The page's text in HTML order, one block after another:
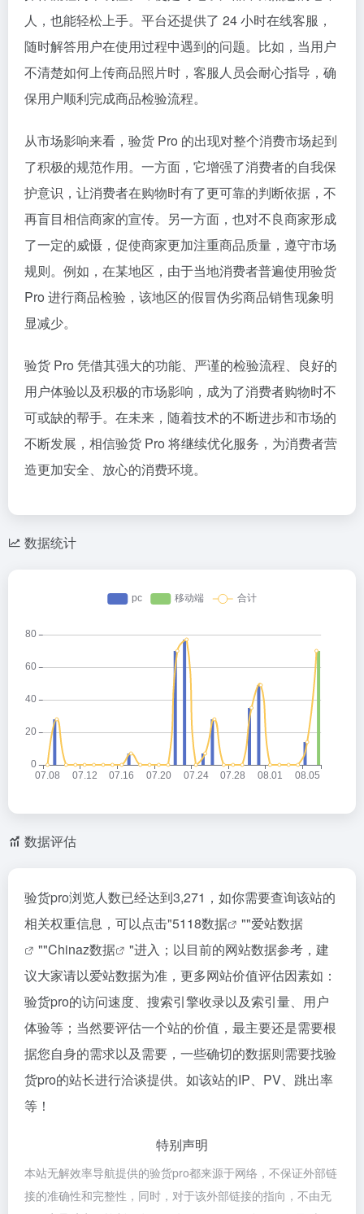
人，也能轻松上手。平台还提供了 24 小时在线客服，
随时解答用户在使用过程中遇到的问题。比如，当用户
不清楚如何上传商品照片时，客服人员会耐心指导，确
保用户顺利完成商品检验流程。
从市场影响来看，验货 Pro 的出现对整个消费市场起到
了积极的规范作用。一方面，它增强了消费者的自我保
护意识，让消费者在购物时有了更可靠的判断依据，不
再盲目相信商家的宣传。另一方面，也对不良商家形成
了一定的威慑，促使商家更加注重商品质量，遵守市场
规则。例如，在某地区，由于当地消费者普遍使用验货
Pro 进行商品检验，该地区的假冒伪劣商品销售现象明
显减少。
验货 Pro 凭借其强大的功能、严谨的检验流程、良好的
用户体验以及积极的市场影响，成为了消费者购物时不
可或缺的帮手。在未来，随着技术的不断进步和市场的
不断发展，相信验货 Pro 将继续优化服务，为消费者营
造更加安全、放心的消费环境。
数据统计
数据评估
验货pro浏览人数已经达到3,271，如你需要查询该站的
相关权重信息，可以点击"5118数据 ""爱站数据
""Chinaz数据
"进入；以目前的网站数据参考，建
议大家请以爱站数据为准，更多网站价值评估因素如：
验货pro的访问速度、搜索引擎收录以及索引量、用户
体验等；当然要评估一个站的价值，最主要还是需要根
据您自身的需求以及需要，一些确切的数据则需要找验
货pro的站长进行洽谈提供。如该站的IP、PV、跳出率
等！
特别声明
本站无解效率导航提供的验货pro都来源于网络，不保证外部链
接的准确性和完整性，同时，对于该外部链接的指向，不由无